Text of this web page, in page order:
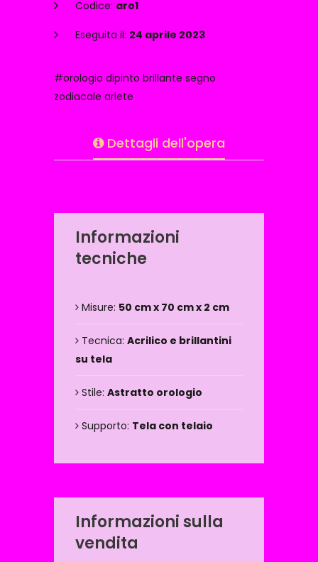
Codice: aro1
Eseguita il: 24 aprile 2023
#orologio dipinto brillante segno
zodiacale ariete
Dettagli dell'opera
Informazioni
tecniche
Misure: 50 cm x 70 cm x 2 cm
Tecnica: Acrilico e brillantini
su tela
Stile: Astratto orologio
Supporto: Tela con telaio
Informazioni sulla
vendita